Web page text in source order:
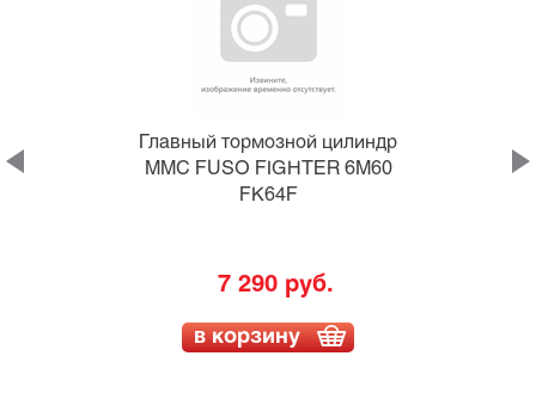
Главный тормозной цилиндр
MMC FUSO FIGHTER 6M60
FK64F
7 290 руб.
в корзину